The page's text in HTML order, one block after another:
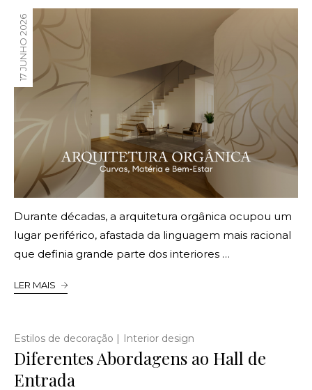
17 JUNHO 2026
Durante décadas, a arquitetura orgânica ocupou um
lugar periférico, afastada da linguagem mais racional
que definia grande parte dos interiores …
LER MAIS
Estilos de decoração | Interior design
Diferentes Abordagens ao Hall de
Entrada